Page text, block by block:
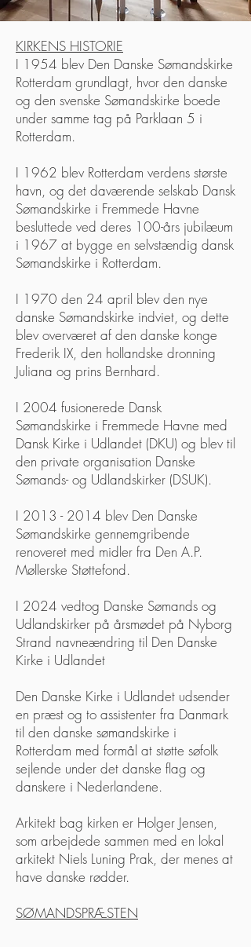
KIRKENS HISTORIE
I 1954 blev Den Danske Sømandskirke
Rotterdam grundlagt, hvor den danske
og den svenske Sømandskirke boede
under samme tag på Parklaan 5 i
Rotterdam.
I 1962 blev Rotterdam verdens største
havn, og det daværende selskab Dansk
Sømandskirke i Fremmede Havne
besluttede ved deres 100-års jubilæum
i 1967 at bygge en selvstændig dansk
Sømandskirke i Rotterdam.
I 1970 den 24 april blev den nye
danske Sømandskirke indviet, og dette
blev overværet af den danske konge
Frederik IX, den hollandske dronning
Juliana og prins Bernhard.
I 2004 fusionerede Dansk
Sømandskirke i Fremmede Havne med
Dansk Kirke i Udlandet (DKU) og blev til
den private organisation Danske
Sømands- og Udlandskirker (DSUK).
I 2013 - 2014 blev Den Danske
Sømandskirke gennemgribende
renoveret med midler fra Den A.P.
Møllerske Støttefond.
I 2024 vedtog Danske Sømands og
Udlandskirker på årsmødet på Nyborg
Strand navneændring til Den Danske
Kirke i Udlandet
Den Danske Kirke i Udlandet udsender
en præst og to assistenter fra Danmark
til den danske sømandskirke i
Rotterdam med formål at støtte søfolk
sejlende under det danske flag og
danskere i Nederlandene.
Arkitekt bag kirken er Holger Jensen,
som arbejdede sammen med en lokal
arkitekt Niels Luning Prak, der menes at
have danske rødder.
SØMANDSPRÆSTEN